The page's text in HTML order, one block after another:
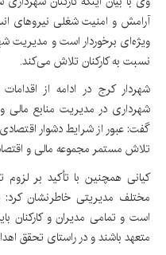
آرامش و امنیت شغلی نیروهای
ویژه‌ای برخوردار است و مدیریت
نسبت به کارکنان تلاش می‌کند.
شهردار کرج در ادامه از
شهرداری در مدیریت منابع مالی و
گفت: عبور از شرایط دشوار
تلاش مستمر مجموعه مالی و
کیانی همچنین با تأکید بر
مختلف مدیریتی خاطرنشان
است و تمامی مدیران و کارکنان
متعهد باشند و در راستای تحقق